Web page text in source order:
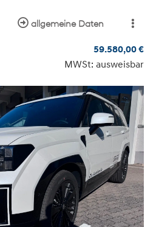
allgemeine Daten
59.580,00€
MWSt: ausweisbar